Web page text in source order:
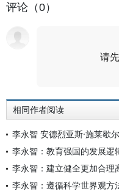
评论（0）
请
相同作者阅读
李永智：教育强国的发展逻
李永智：建立健全更加合理
李永智：遵循科学世界观